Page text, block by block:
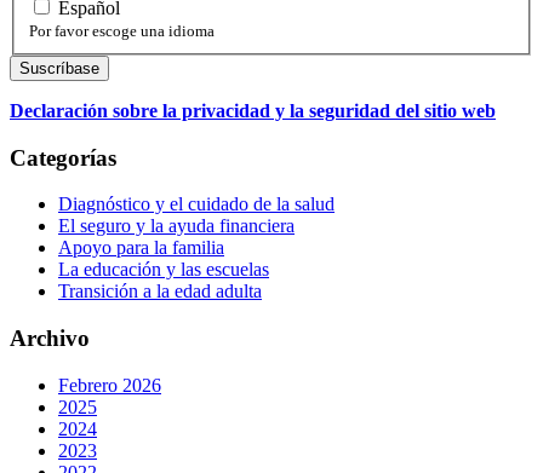
Español
Por favor escoge una idioma
Declaración sobre la privacidad y la seguridad del sitio web
Categorías
Diagnóstico y el cuidado de la salud
El seguro y la ayuda financiera
Apoyo para la familia
La educación y las escuelas
Transición a la edad adulta
Archivo
Febrero 2026
2025
2024
2023